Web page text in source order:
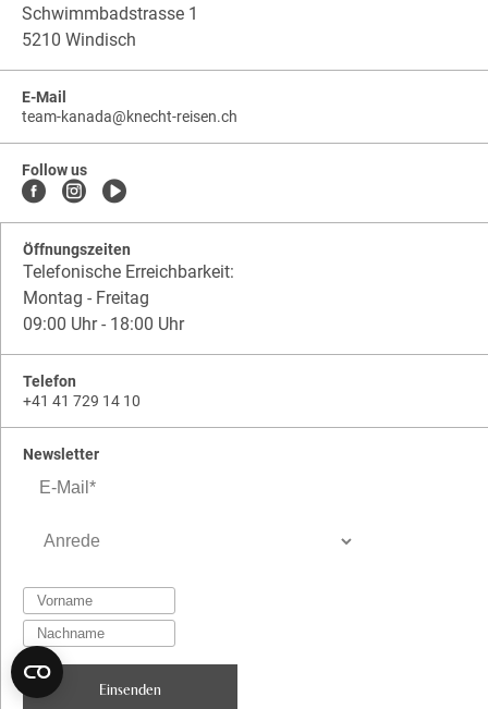
Schwimmbadstrasse 1
5210 Windisch
E-Mail
team-kanada@knecht-reisen.ch
Follow us
Öffnungszeiten
Telefonische Erreichbarkeit:
Montag - Freitag
09:00 Uhr - 18:00 Uhr
Telefon
+41 41 729 14 10
Newsletter